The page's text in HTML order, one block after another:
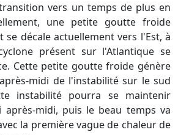
une petite goutte froide
se décale actuellement vers l'Est, à
présent sur l'Atlantique se
Cette petite goutte froide génère
midi de l'instabilité sur le sud
instabilité pourra se maintenir
après-midi, puis le beau temps va
la première vague de chaleur de